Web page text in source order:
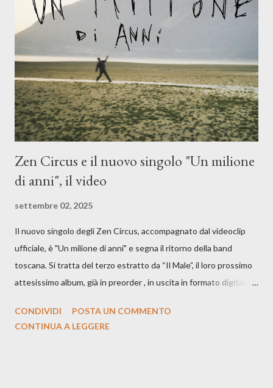
musicale, con " Che ora è" , raccontando la separazione dalla
moglie, del senso di sconfitta e del caldo afoso che opprime,
giusta condizione di sopraffazione: "Non so che ora è, che giorno
è, di questa estate che...". E' raro fare uscire come singolo una
cover, ma...
Zen Circus e il nuovo singolo "Un milione
di anni", il video
settembre 02, 2025
Il nuovo singolo degli Zen Circus, accompagnato dal videoclip
ufficiale, è "Un milione di anni" e segna il ritorno della band
toscana. Si tratta del terzo estratto da “Il Male”, il loro prossimo
attesissimo album, già in preorder , in uscita in formato digitale il
Records. GUARDA IL VIDEO: CREDITI Produced by A71
CONDIVIDI
POSTA UN COMMENTO
CONTINUA A LEGGERE